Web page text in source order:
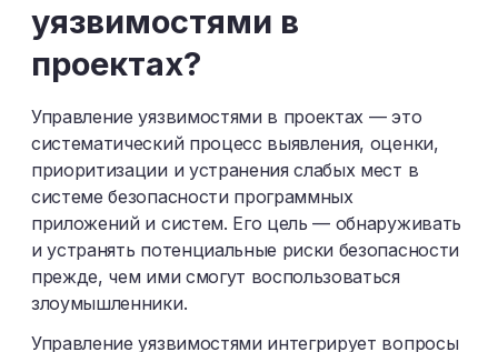
уязвимостями в
проектах?
Управление уязвимостями в проектах — это
систематический процесс выявления, оценки,
приоритизации и устранения слабых мест в
системе безопасности программных
приложений и систем. Его цель — обнаруживать
и устранять потенциальные риски безопасности
прежде, чем ими смогут воспользоваться
злоумышленники.
Управление уязвимостями интегрирует вопросы